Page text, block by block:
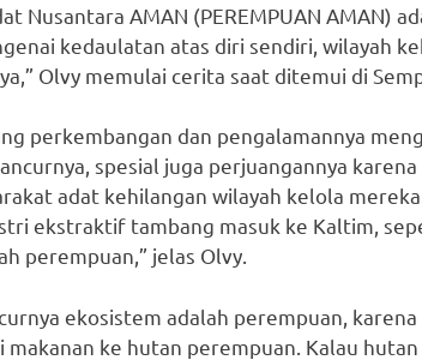
Nusantara AMAN (PEREMPUAN AMAN)
kedaulatan atas diri sendiri, wilayah
Olvy memulai cerita saat ditemui di
perkembangan dan pengalamannya
spesial juga perjuangannya
adat kehilangan wilayah kelola
ekstraktif tambang masuk ke Kaltim,
perempuan,” jelas Olvy.
ekosistem adalah perempuan,
makanan ke hutan perempuan. Kalau